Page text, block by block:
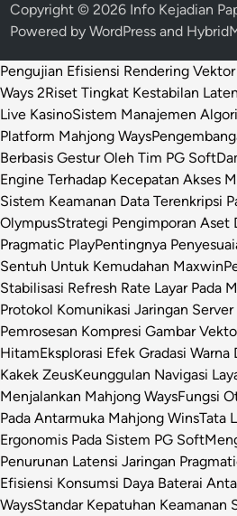
Copyright © 2026 Info Kejadian
Powered byWordPress and
Pengujian Efisiensi Rendering
Ways 2Riset Tingkat Kestabilan
Live KasinoSistem Manajemen
Platform Mahjong Ways
Berbasis Gestur Oleh Tim PG Soft
Engine Terhadap Kecepatan Akses
Sistem Keamanan Data Terenkripsi
OlympusStrategi Pengimporan Aset
Pragmatic PlayPentingnya
Sentuh Untuk Kemudahan Maxwin
Stabilisasi Refresh Rate Layar Pada
Protokol Komunikasi Jaringan
Pemrosesan Kompresi Gambar
HitamEksplorasi Efek Gradasi
Kakek ZeusKeunggulan Navigasi
Menjalankan Mahjong WaysFungsi
Pada Antarmuka Mahjong WinsTata
Ergonomis Pada Sistem PG Soft
Penurunan Latensi Jaringan
Efisiensi Konsumsi Daya Baterai
WaysStandar Kepatuhan Keamanan